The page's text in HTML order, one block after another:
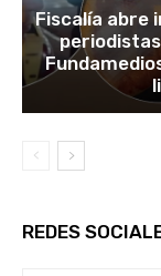
Fiscalía abre
REDES